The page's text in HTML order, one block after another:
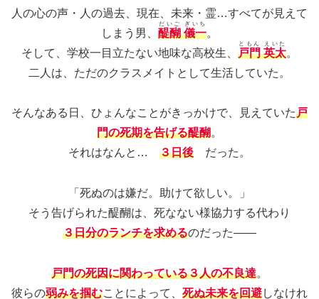
人の心の声・人の過去、現在、未来・霊…すべてが見えて
しまう男、 醍醐 儀一
だいご ぎいち
。
そして、学校一目立たない地味な高校生、 戸門 英太
ともん えいた
。
二人は、ただのクラスメイトとして生活していた。
そんなある日、ひょんなことがきっかけで、見えていた戸
門の死期を告げる醍醐。
それはなんと… ３日後 だった。
「死ぬのは嫌だ。助けて欲しい。」
そう告げられた醍醐は、死なない様協力する代わり
３日分のランチを求めるのだった――
戸門の死因に関わっている３人の不良達。
彼らの弱みを掴むことによって、 死ぬ未来を回避しなけれ